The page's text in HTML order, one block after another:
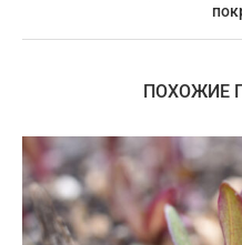
ПОХОЖИЕ